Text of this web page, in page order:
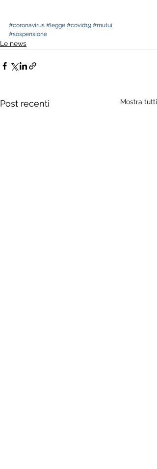
#coronavirus #legge #covid19 #mutui
#sospensione
Le news
Post recenti Mostra tutti